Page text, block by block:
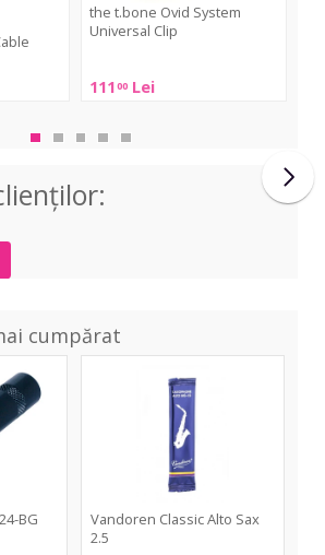
the t.bone Ovid System
Universal Clip
11100 Lei
t.bone
System
Clip
cumpărat
BG
Vandoren Classic Alto Sax
2.5